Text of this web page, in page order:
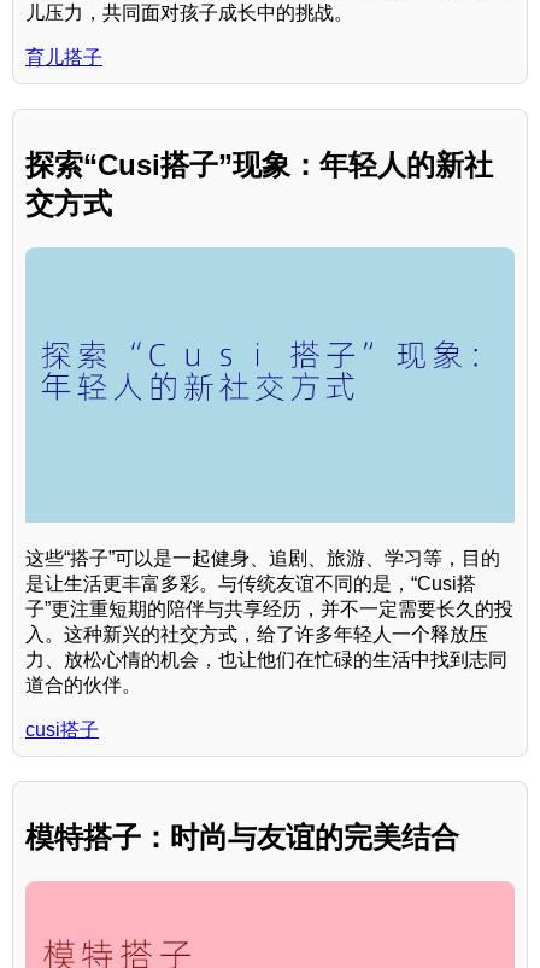
儿压力，共同面对孩子成长中的挑战。
育儿搭子
探索“Cusi搭子”现象：年轻人的新社
交方式
这些“搭子”可以是一起健身、追剧、旅游、学习等，目的
是让生活更丰富多彩。与传统友谊不同的是，“Cusi搭
子”更注重短期的陪伴与共享经历，并不一定需要长久的投
入。这种新兴的社交方式，给了许多年轻人一个释放压
力、放松心情的机会，也让他们在忙碌的生活中找到志同
道合的伙伴。
cusi搭子
模特搭子：时尚与友谊的完美结合